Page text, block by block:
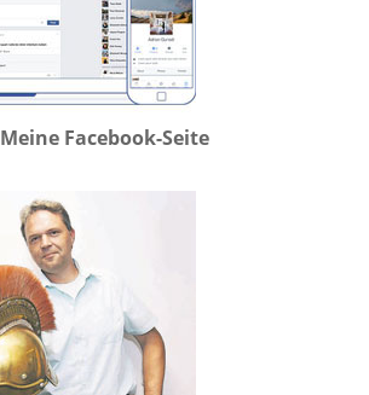
Meine Facebook-Seite